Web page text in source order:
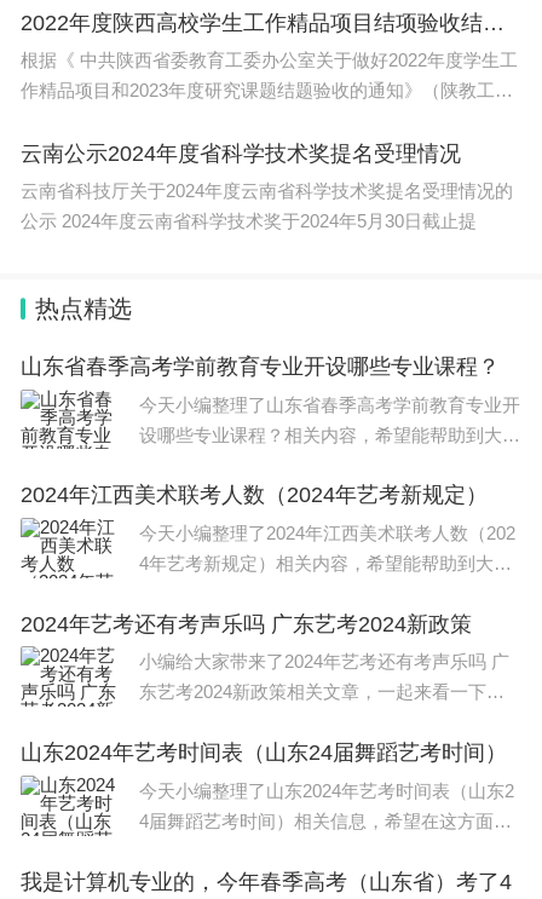
2022年度陕西高校学生工作精品项目结项验收结果公示
根据《 中共陕西省委教育工委办公室关于做好2022年度学生工
作精品项目和2023年度研究课题结题验收的通知》（陕教工生
云南公示2024年度省科学技术奖提名受理情况
云南省科技厅关于2024年度云南省科学技术奖提名受理情况的
公示 2024年度云南省科学技术奖于2024年5月30日截止提
热点精选
山东省春季高考学前教育专业开设哪些专业课程？
今天小编整理了山东省春季高考学前教育专业开
设哪些专业课程？相关内容，希望能帮助到大
业开设春考学前教育专业理论比例划分： 幼儿
卫生学（试卷比例：20%） 幼儿
2024年江西美术联考人数（2024年艺考新规定）
今天小编整理了2024年江西美术联考人数（202
4年艺考新规定）相关内容，希望能帮助到大
人数：预计2.6万余人。 2024年江西美术联考报
名人数比2023年的3
2024年艺考还有考声乐吗 广东艺考2024新政策
小编给大家带来了2024年艺考还有考声乐吗 广
东艺考2024新政策相关文章，一起来看一下
023年12月1日至13日。书法类：2023年12月第
二个周日。音乐类：2023年
山东2024年艺考时间表（山东24届舞蹈艺考时间）
今天小编整理了山东2024年艺考时间表（山东2
4届舞蹈艺考时间）相关信息，希望在这方面能
类、书法类、音乐类、表（导）演类的笔试科目
我是计算机专业的，今年春季高考（山东省）考了4